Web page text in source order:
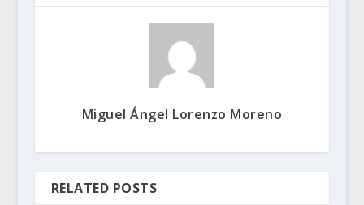
Miguel Ángel Lorenzo Moreno
RELATED POSTS